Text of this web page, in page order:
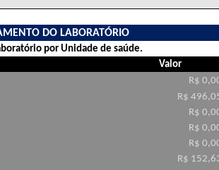
DO LABORATÓRIO
por Unidade de saúde.
Valor
R$
R$
R$
R$
R$
R$